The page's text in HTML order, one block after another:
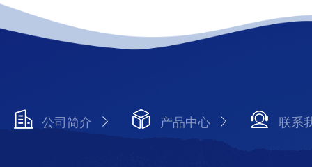
公司简介 产品中心 联系